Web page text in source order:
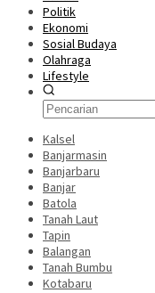
Politik
Ekonomi
Sosial Budaya
Olahraga
Lifestyle
Kalsel
Banjarmasin
Banjarbaru
Banjar
Batola
Tanah Laut
Tapin
Balangan
Tanah Bumbu
Kotabaru